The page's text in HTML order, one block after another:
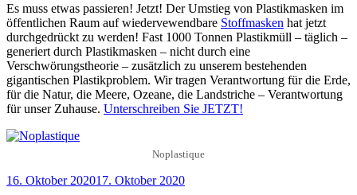
Es muss etwas passieren! Jetzt! Der Umstieg von Plastikmasken im
öffentlichen Raum auf wiedervewendbare Stoffmasken hat jetzt
durchgedrückt zu werden! Fast 1000 Tonnen Plastikmüll – täglich –
generiert durch Plastikmasken – nicht durch eine
Verschwörungstheorie – zusätzlich zu unserem bestehenden
gigantischen Plastikproblem. Wir tragen Verantwortung für die Erde,
für die Natur, die Meere, Ozeane, die Landstriche – Verantwortung
für unser Zuhause. Unterschreiben Sie JETZT!
Noplastique
Veröffentlicht
16. Oktober 202017. Oktober 2020